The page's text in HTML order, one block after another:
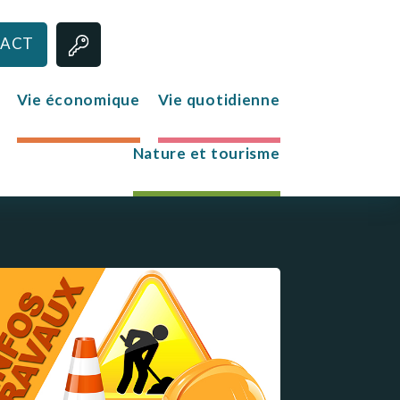
Le club des jeunes
Mission Locale
Vie économique Vie quotidienne
Nature et tourisme